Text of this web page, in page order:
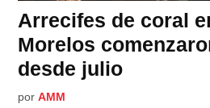
Arrecifes de coral
Morelos
desde julio
por AMM